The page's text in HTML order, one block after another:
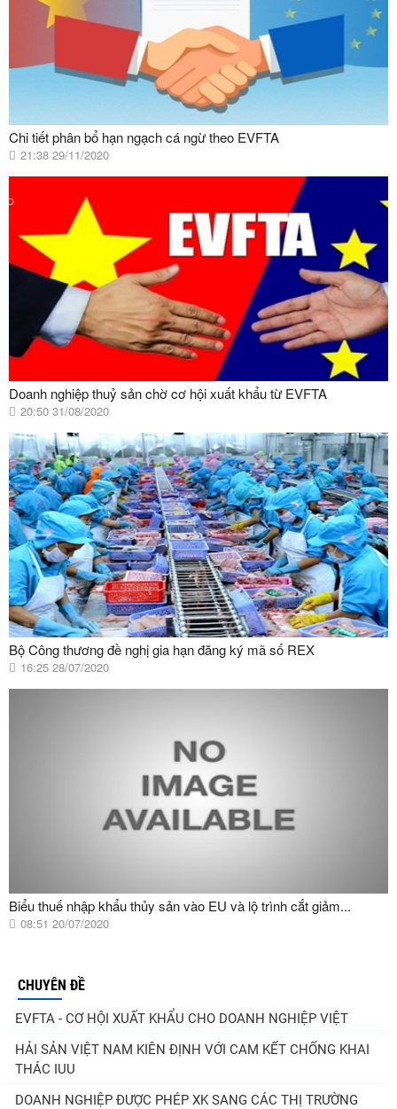
Chi tiết phân bổ hạn ngạch cá ngừ theo EVFTA
21:38 29/11/2020
Doanh nghiệp thuỷ sản chờ cơ hội xuất khẩu từ EVFTA
20:50 31/08/2020
Bộ Công thương đề nghị gia hạn đăng ký mã số REX
16:25 28/07/2020
Biểu thuế nhập khẩu thủy sản vào EU và lộ trình cắt giảm...
08:51 20/07/2020
CHUYÊN ĐỀ
EVFTA - CƠ HỘI XUẤT KHẨU CHO DOANH NGHIỆP VIỆT
HẢI SẢN VIỆT NAM KIÊN ĐỊNH VỚI CAM KẾT CHỐNG KHAI
THÁC IUU
DOANH NGHIỆP ĐƯỢC PHÉP XK SANG CÁC THỊ TRƯỜNG